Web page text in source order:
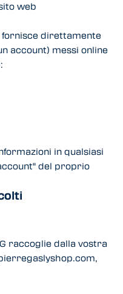
web
direttamente
account) messi online
in qualsiasi
del proprio
raccoglie dalla vostra